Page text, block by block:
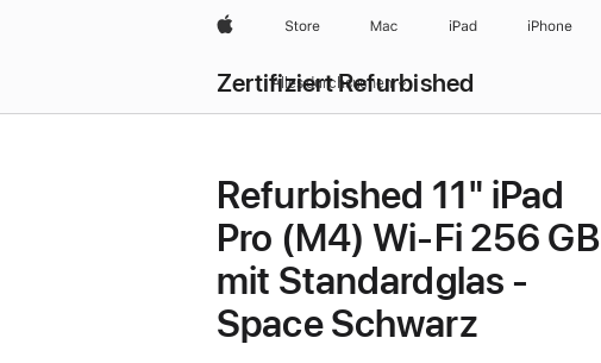
Apple Store Mac iPad iPhone
Zertifiziert Refurbished
Alles durchsuchen
Refurbished 11" iPad
Pro (M4) Wi‑Fi 256 GB
mit Standardglas -
Space Schwarz